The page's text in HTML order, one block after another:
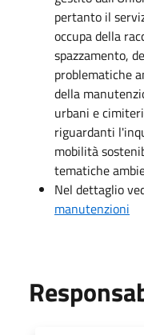
pertanto il
occupa della
spazzamento,
problematiche
della
urbani e
riguardanti
mobilità
tematiche
Nel dettaglio
manutenzioni